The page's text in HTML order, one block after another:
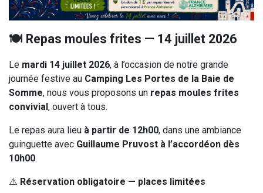
🍽️ Repas moules frites — 14 juillet 2026
Le mardi 14 juillet 2026, à l’occasion de notre grande
journée festive au Camping Les Portes de la Baie de
Somme, nous vous proposons un repas moules frites
convivial, ouvert à tous.
Le repas aura lieu à partir de 12h00, dans une ambiance
guinguette avec Guillaume Pruvost à l’accordéon dès
10h00.
⚠️ Réservation obligatoire — places limitées